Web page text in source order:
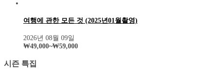
여행에 관한 모든 것 (2025년01월촬영)
2026년 08월 09일
₩49,000~₩59,000
시즌 특집